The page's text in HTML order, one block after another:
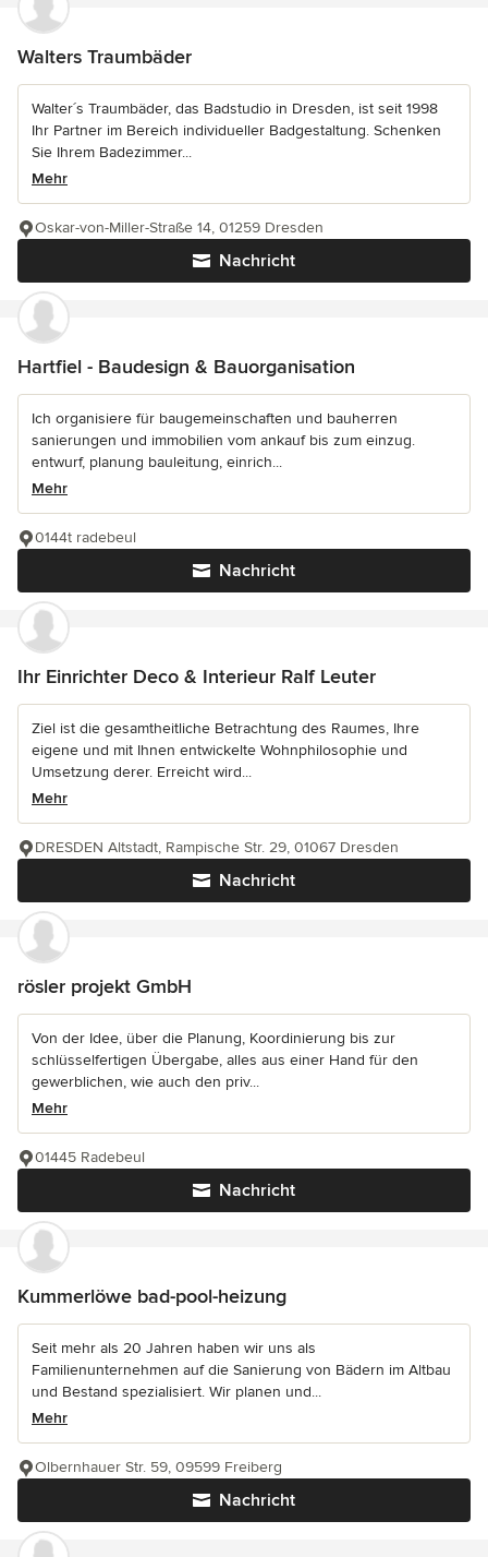
Walters Traumbäder
Walter´s Traumbäder, das Badstudio in Dresden, ist seit 1998
Ihr Partner im Bereich individueller Badgestaltung. Schenken
Sie Ihrem Badezimmer...
Mehr
Nachricht
Oskar-von-Miller-Straße 14, 01259 Dresden
Hartfiel - Baudesign & Bauorganisation
Ich organisiere für baugemeinschaften und bauherren
sanierungen und immobilien vom ankauf bis zum einzug.
entwurf, planung bauleitung, einrich...
Mehr
Nachricht
0144t radebeul
Ihr Einrichter Deco & Interieur Ralf Leuter
Ziel ist die gesamtheitliche Betrachtung des Raumes, Ihre
eigene und mit Ihnen entwickelte Wohnphilosophie und
Umsetzung derer. Erreicht wird...
Mehr
Nachricht
DRESDEN Altstadt, Rampische Str. 29, 01067 Dresden
rösler projekt GmbH
Von der Idee, über die Planung, Koordinierung bis zur
schlüsselfertigen Übergabe, alles aus einer Hand für den
gewerblichen, wie auch den priv...
Mehr
Nachricht
01445 Radebeul
Kummerlöwe bad-pool-heizung
Seit mehr als 20 Jahren haben wir uns als
Familienunternehmen auf die Sanierung von Bädern im Altbau
und Bestand spezialisiert. Wir planen und...
Mehr
Nachricht
Olbernhauer Str. 59, 09599 Freiberg